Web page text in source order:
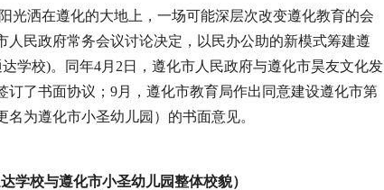
洒在遵化的大地上，一场可能深层次改变遵化教育的会
人民政府常务会议讨论决定，以民办公助的新模式筹建遵
学校)。同年4月2日，遵化市人民政府与遵化市昊友文化发
订了书面协议；9月，遵化市教育局作出同意建设遵化市第
为遵化市小圣幼儿园）的书面意见。
达学校与遵化市小圣幼儿园整体校貌）